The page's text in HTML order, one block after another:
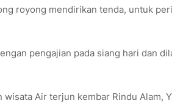
royong mendirikan tenda, untuk
pengajian pada siang hari dan
Air terjun kembar Rindu Alam,